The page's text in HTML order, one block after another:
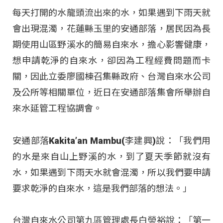
每天打開的水龍頭流出來的水，如果遇到下雨天就
會出現混濁，花蓮縣玉里的安通部落，居民因為長
期使用山區野溪水的簡易自來水，擔心影響健康，
想申請乾淨的自來水，卻因為工程經費問題而卡
關，因此立委廖國棟召集縣政府、台灣自來水公司
及公所等相關單位，近日在安通部落集會所舉辦自
來水延管工程協調會。
安通部落Kakita’an Mambu(李建興)說：「我們用
的水是來自山上野溪的水，到了夏天季節就沒有
水，如果遇到下雨天水就會混濁，所以我們要申請
要求乾淨的自來水，這是我們部落的想法。」
台灣自來水公司第九區管理處長白榮裕說：「第一